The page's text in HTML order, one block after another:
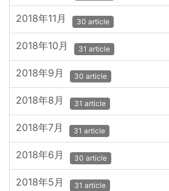
2018年11月 30 article
2018年10月 31 article
2018年9月 30 article
2018年8月 31 article
2018年7月 31 article
2018年6月 30 article
2018年5月 31 article